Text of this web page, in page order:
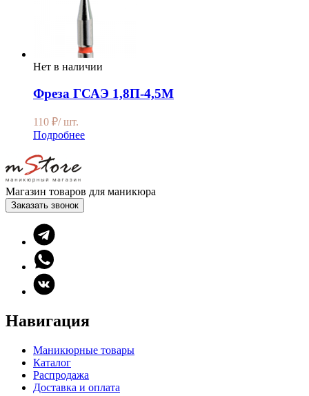
Нет в наличии
Фреза ГСАЭ 1,8П-4,5М
110 ₽/ шт.
Подробнее
Магазин товаров для маникюра
Заказать звонок
Навигация
Маникюрные товары
Каталог
Распродажа
Доставка и оплата